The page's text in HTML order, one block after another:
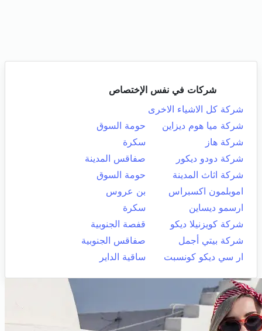
شركات في نفس الإختصاص
شركة كل الاشياء الاخرى
شركة ميا هوم ديزاين
حومة السوق
شركة هاز
سكرة
شركة دودو ديكور
صفاقس المدينة
شركة اثاث المدينة
حومة السوق
اموبلمون اكسبراس
بن عروس
ارسمو ديساين
سكرة
شركة كويزنيلا ديكو
قفصة الجنوبية
شركة بيتي أجمل
صفاقس الجنوبية
ار سي ديكو كونسبت
ساقية الداير